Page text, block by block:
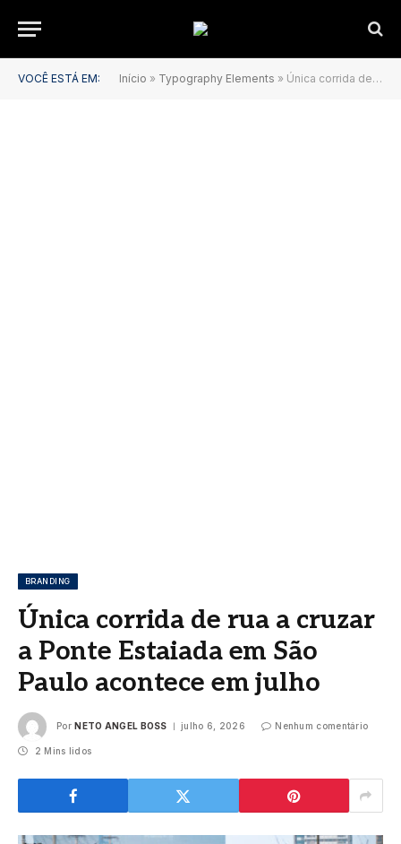
VOCÊ ESTÁ EM: Início » Typography Elements » Única corrida de rua a cruzar a Ponte Estaiada em São Paulo acontece em julho
BRANDING
Única corrida de rua a cruzar
a Ponte Estaiada em São
Paulo acontece em julho
Por NETO ANGEL BOSS julho 6, 2026 Nenhum comentário
2 Mins lidos